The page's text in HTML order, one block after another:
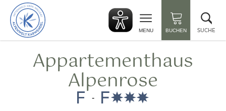
zurück
zur
Startseite
MENU BUCHEN SUCHE
Appartementhaus
Alpenrose
-